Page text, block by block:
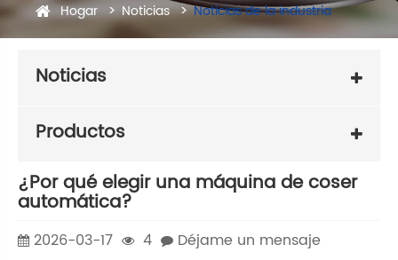
Hogar Noticias Noticias de la industria
Noticias
Productos
¿Por qué elegir una máquina de coser
automática?
2026-03-17 4
Déjame un mensaje